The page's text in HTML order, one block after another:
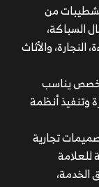
من
السباكة،
النجارة، والأثاث
يناسب
وتنفيذ أنظمة
تجارية
للعلامة
الخدمة،